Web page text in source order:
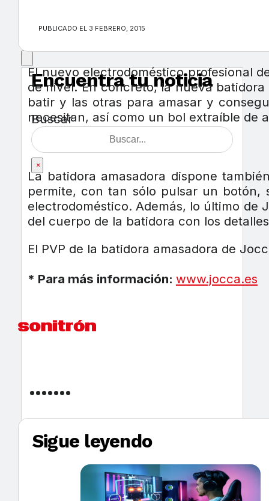
Encuentra tu noticia
Buscar
×
PUBLICADO EL 3 FEBRERO, 2015
El nuevo electrodoméstico profesional
de nivel. En concreto, la nueva
batir y las otras para amasar y
necesitan, así como un bol extraíble de
La batidora amasadora dispone
permite, con tan sólo pulsar un botón,
electrodoméstico. Además, lo último
del cuerpo de la batidora con los
El PVP de la batidora amasadora de
* Para más información: www.jocca.es
Sigue leyendo